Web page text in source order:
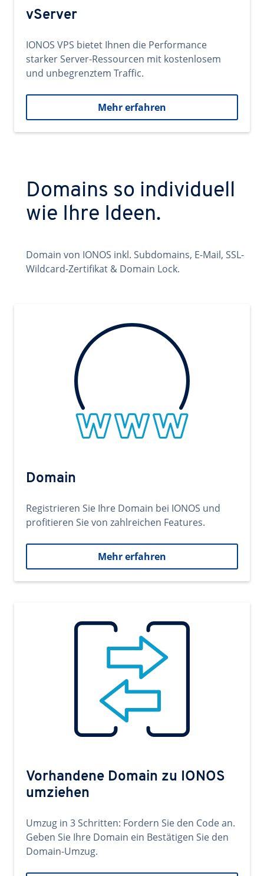
vServer
IONOS VPS bietet Ihnen die Performance
starker Server-Ressourcen mit kostenlosem
und unbegrenztem Traffic.
Mehr erfahren
Domains so individuell
wie Ihre Ideen.
Domain von IONOS inkl. Subdomains, E-Mail, SSL-
Wildcard-Zertifikat & Domain Lock.
Domain
Registrieren Sie Ihre Domain bei IONOS und
profitieren Sie von zahlreichen Features.
Mehr erfahren
Vorhandene Domain zu IONOS
umziehen
Umzug in 3 Schritten: Fordern Sie den Code an.
Geben Sie Ihre Domain ein Bestätigen Sie den
Domain-Umzug.